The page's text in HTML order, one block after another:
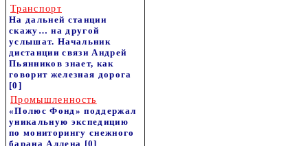
Транспорт
На дальней станции
скажу… на другой
услышат. Начальник
дистанции связи Андрей
Пьянников знает, как
говорит железная дорога
[0]
Промышленность
«Полюс Фонд» поддержал
уникальную экспедицию
по мониторингу снежного
барана Аллена [0]